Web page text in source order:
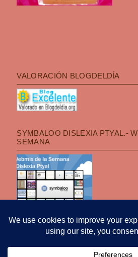
VALORACIÓN BLOGDELDÍA
SYMBALOO DISLEXIA PTYAL.-
SEMANA